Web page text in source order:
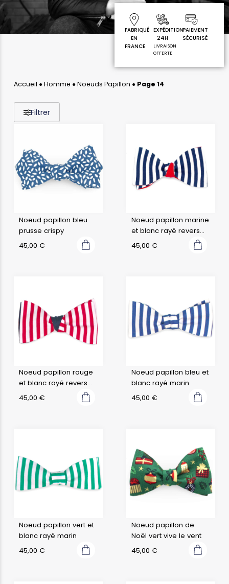
FABRIQUÉ
EN
FRANCE
EXPÉDITION
24H
LIVRAISON
OFFERTE
PAIEMENT
SÉCURISÉ
Accueil ●Homme ●Noeuds Papillon ● Page 14
Filtrer
Noeud papillon bleu
prusse crispy
45,00 €
Noeud papillon marine
et blanc rayé revers
rouge marin
45,00 €
Noeud papillon rouge
et blanc rayé revers
bleu marine marin
45,00 €
Noeud papillon bleu et
blanc rayé marin
45,00 €
Noeud papillon vert et
blanc rayé marin
45,00 €
Noeud papillon de
Noël vert vive le vent
45,00 €